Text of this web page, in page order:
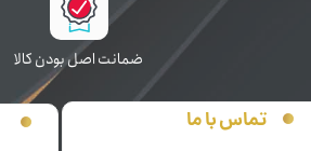
تماس با ما
ﺿﻤﺎﻧﺖ اﺻﻞ ﺑﻮدن ﮐﺎﻟﺎ